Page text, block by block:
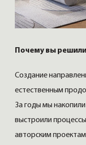
Почему вы
Создание
естественным
За годы мы
выстроили
авторским